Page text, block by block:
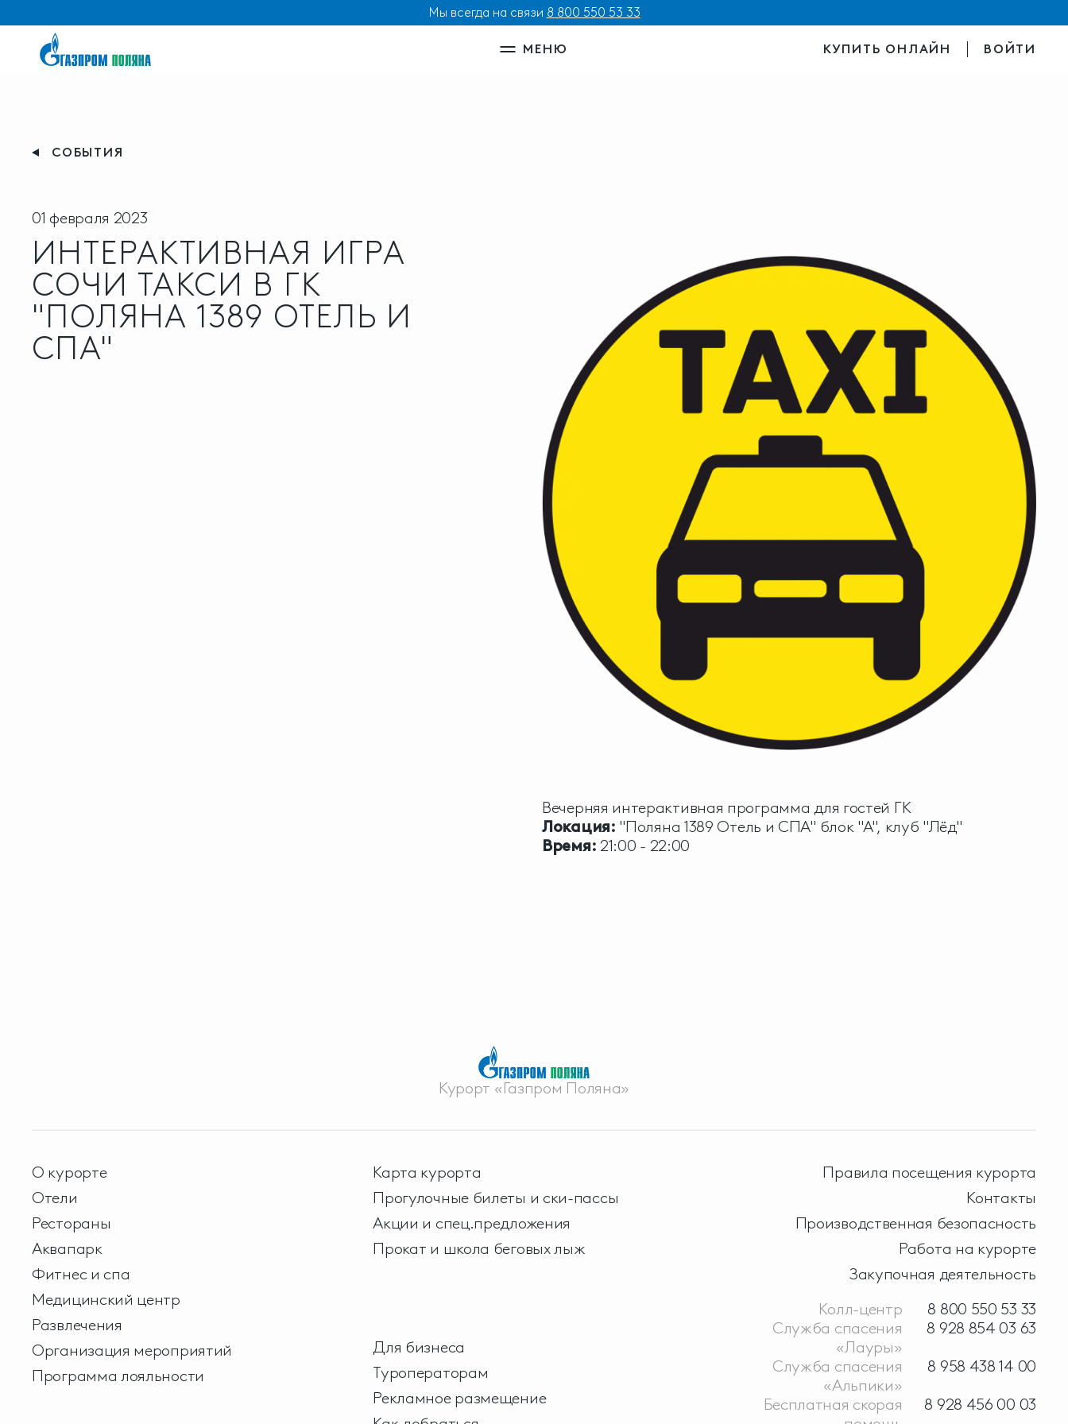
Мы всегда на связи 8 800 550 53 33
МЕНЮ КУПИТЬ ОНЛАЙН ВОЙТИ
СОБЫТИЯ
01 февраля 2023
ИНТЕРАКТИВНАЯ ИГРА
СОЧИ ТАКСИ В ГК
"ПОЛЯНА 1389 ОТЕЛЬ И
СПА"
Вечерняя интерактивная программа для гостей ГК
Локация: "Поляна 1389 Отель и СПА" блок "А", клуб "Лёд"
Время: 21:00 - 22:00
Курорт «Газпром Поляна»
О курорте
Отели
Рестораны
Аквапарк
Фитнес и спа
Медицинский центр
Развлечения
Организация мероприятий
Программа лояльности
Карта курорта
Прогулочные билеты и ски-пассы
Акции и спец.предложения
Прокат и школа беговых лыж
Для бизнеса
Туроператорам
Рекламное размещение
Правила посещения курорта
Контакты
Производственная безопасность
Работа на курорте
Закупочная деятельность
Колл-центр
8 800 550 53 33
Служба спасения
«Лауры»
8 928 854 03 63
Служба спасения
«Альпики»
8 958 438 14 00
Бесплатная скорая
8 928 456 00 03